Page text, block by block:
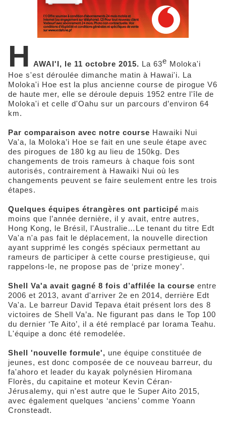
H AWAI'I, le 11 octobre 2015. La 63e Moloka'i
Hoe s'est déroulée dimanche matin à Hawai'i. La
Moloka'i Hoe est la plus ancienne course de pirogue V6
de haute mer, elle se déroule depuis 1952 entre l'île de
Moloka'i et celle d'Oahu sur un parcours d’environ 64
km.
Par comparaison avec notre course Hawaiki Nui
Va'a, la Moloka’i Hoe se fait en une seule étape avec
des pirogues de 180 kg au lieu de 150kg. Des
changements de trois rameurs à chaque fois sont
autorisés, contrairement à Hawaiki Nui où les
changements peuvent se faire seulement entre les trois
étapes.
Quelques équipes étrangères ont participé mais
moins que l’année dernière, il y avait, entre autres,
Hong Kong, le Brésil, l'Australie…Le tenant du titre Edt
Va'a n'a pas fait le déplacement, la nouvelle direction
ayant supprimé les congés spéciaux permettant au
rameurs de participer à cette course prestigieuse, qui
rappelons-le, ne propose pas de ‘prize money’.
Shell Va'a avait gagné 8 fois d’affilée la course entre
2006 et 2013, avant d'arriver 2e en 2014, derrière Edt
Va'a. Le barreur David Tepava était présent lors des 8
victoires de Shell Va’a. Ne figurant pas dans le Top 100
du dernier ‘Te Aito’, il a été remplacé par Iorama Teahu.
L'équipe a donc été remodelée.
Shell 'nouvelle formule', une équipe constituée de
jeunes, est donc composée de ce nouveau barreur, du
fa'ahoro et leader du kayak polynésien Hiromana
Florès, du capitaine et moteur Kevin Céran-
Jérusalemy, qui n'est autre que le Super Aito 2015,
avec également quelques ‘anciens’ comme Yoann
Cronsteadt.